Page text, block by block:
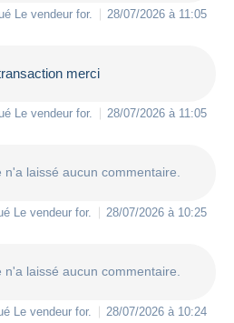
Le vendeur for. 28/07/2026 à 11:05
merci
Le vendeur for. 28/07/2026 à 11:05
n'a laissé aucun commentaire.
Le vendeur for. 28/07/2026 à 10:25
n'a laissé aucun commentaire.
Le vendeur for. 28/07/2026 à 10:24